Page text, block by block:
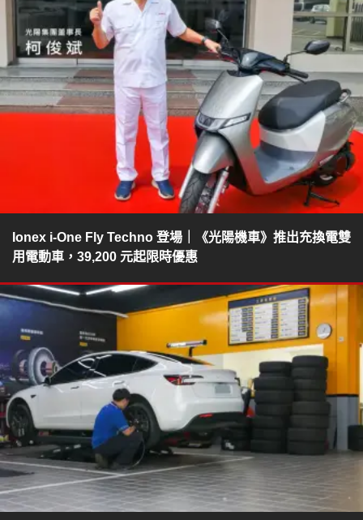
Ionex i-One Fly Techno 登場｜《光陽機車》推出充換電雙
用電動車，39,200 元起限時優惠